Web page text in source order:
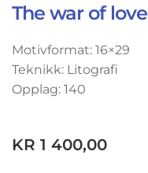
The war of love
Motivformat: 16×29
Teknikk: Litografi
Opplag: 140
KR 1 400,00